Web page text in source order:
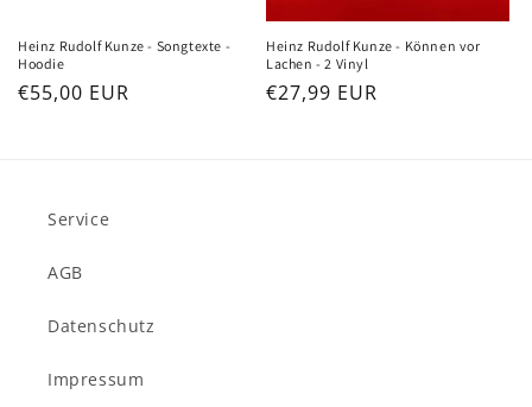
Heinz Rudolf Kunze - Songtexte -
Hoodie
Normaler
€55,00 EUR
Heinz Rudolf Kunze - Können vor
Lachen - 2 Vinyl
Normaler
€27,99 EUR
Service
AGB
Datenschutz
Impressum